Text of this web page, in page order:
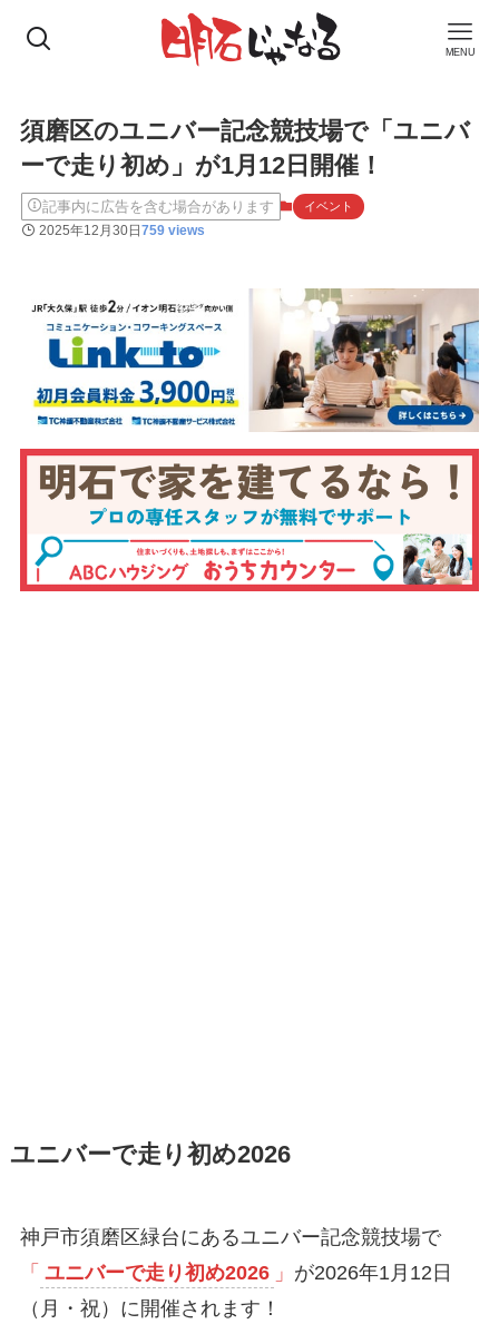
MENU
須磨区のユニバー記念競技場で「ユニバ
ーで走り初め」が1月12日開催！
記事内に広告を含む場合があります イベント
2025年12月30日759 views
ユニバーで走り初め2026
神戸市須磨区緑台にあるユニバー記念競技場で
「 ユニバーで走り初め2026 」 が2026年1月12日
（月・祝）に開催されます！